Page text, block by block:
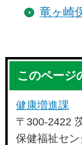
竜ヶ崎
このページ
健康増進課
〒300-2422
保健福祉セン